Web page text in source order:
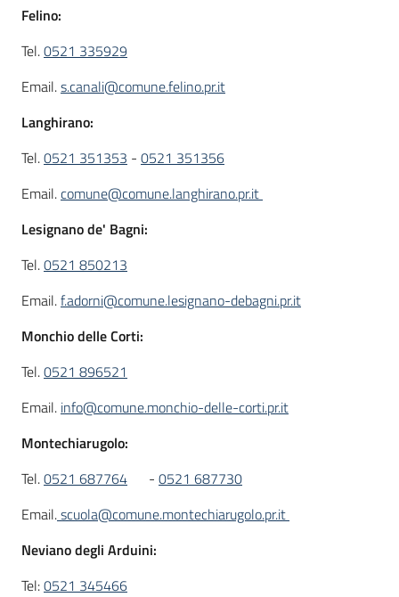
Felino:
Tel.0521 335929
Email.s.canali@comune.felino.pr.it
Langhirano:
Tel.0521 351353 - 0521 351356
Email.comune@comune.langhirano.pr.it
Lesignano de' Bagni:
Tel.0521 850213
Email.f.adorni@comune.lesignano-debagni.pr.it
Monchio delle Corti:
Tel.0521 896521
Email. info@comune.monchio-delle-corti.pr.it
Montechiarugolo:
Tel.0521 687764 - 0521 687730
Email.scuola@comune.montechiarugolo.pr.it
Neviano degli Arduini:
Tel:0521 345466